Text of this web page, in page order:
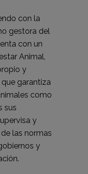
con la
gestora del
con un
Animal,
y
garantiza
como
sus
y
las normas
y